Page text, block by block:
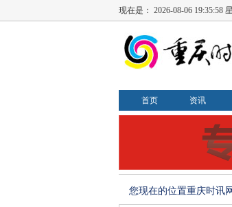
现在是： 2026-08-06 19:35:58
首页 资讯
您现在的位置重庆时讯网